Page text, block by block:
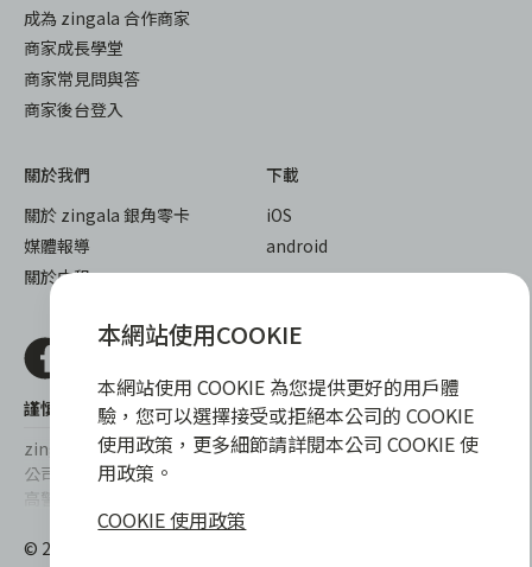
成為 zingala 合作商家
商家成長學堂
商家常見問與答
商家後台登入
關於我們
關於 zingala 銀角零卡
媒體報導
關於中租
下載
iOS
android
謹慎衡量自身財務狀況，理性理財最安心
zingala銀角零卡/仲信資融沒有代辦公司及代辦業務，也未與代辦
公司合作，更不會要求您提供實體銀行提款卡或實體信用卡，請提
高警覺，勿受騙上當！
提醒您，消費前請審慎評估財務狀況，理性理財最安心。總費用年
百分率區間為0%~15.9%，實際費用率，仍以各合作商家提供之商
© 2022 仲信資融股份有限公司 Chailease Consumer Finance
本網站使用COOKIE
本網站使用 COOKIE 為您提供更好的用戶體
驗，您可以選擇接受或拒絕本公司的 COOKIE
使用政策，更多細節請詳閱本公司 COOKIE 使
用政策。
COOKIE 使用政策